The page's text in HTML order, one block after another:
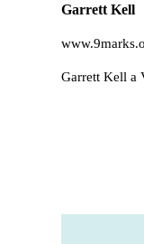
Garrett Kell
Garrett Kell a